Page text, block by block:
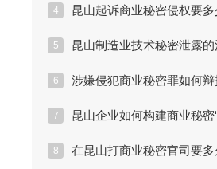
4
5
6
7
8